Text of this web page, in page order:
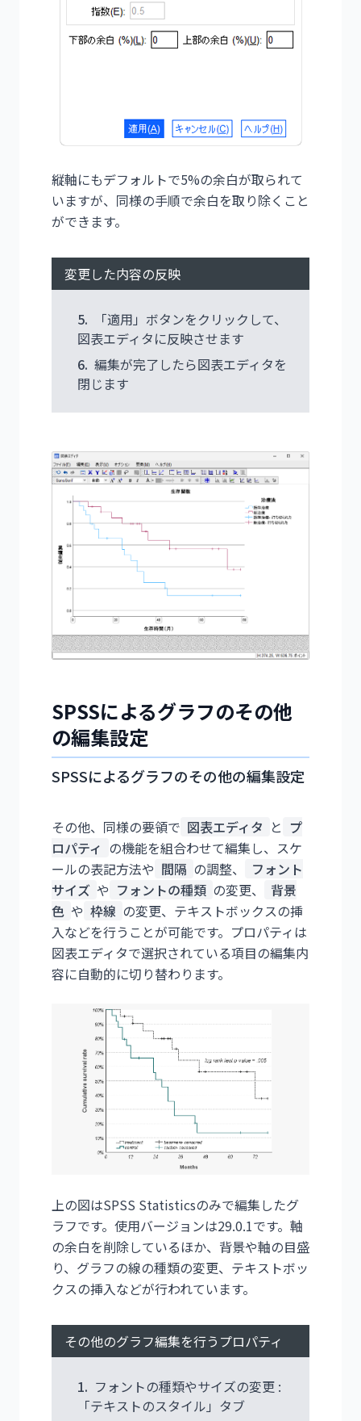
縦軸にもデフォルトで5%の余白が取られて
いますが、同様の手順で余白を取り除くこと
ができます。
変更した内容の反映
5.
「適用」ボタンをクリックして、
図表エディタに反映させます
6. 編集が完了したら図表エディタを
閉じます
SPSSによるグラフのその他
の編集設定
SPSSによるグラフのその他の編集設定
その他、同様の要領で 図表エディタ と プ
ロパティ の機能を組合わせて編集し、スケ
ールの表記方法や 間隔 の調整、
フォント
サイズ や フォントの種類 の変更、
背景
色 や 枠線 の変更、テキストボックスの挿
入などを行うことが可能です。プロパティは
図表エディタで選択されている項目の編集内
容に自動的に切り替わります。
上の図はSPSS Statisticsのみで編集したグ
ラフです。使用バージョンは29.0.1です。軸
の余白を削除しているほか、背景や軸の目盛
り、グラフの線の種類の変更、テキストボッ
クスの挿入などが行われています。
その他のグラフ編集を行うプロパティ
1. フォントの種類やサイズの変更 :
「テキストのスタイル」タブ